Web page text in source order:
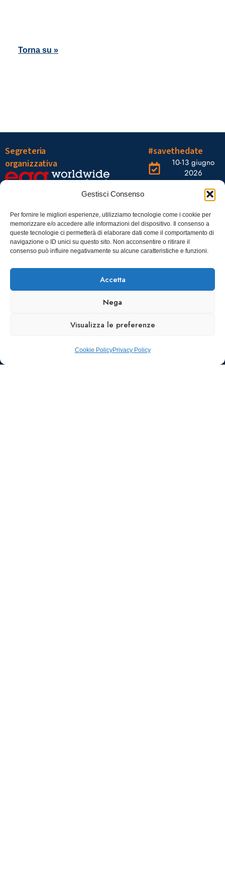
Gestisci Consenso
Per fornire le migliori esperienze, utilizziamo tecnologie come i cookie per
memorizzare e/o accedere alle informazioni del dispositivo. Il consenso a
queste tecnologie ci permetterà di elaborare dati come il comportamento di
navigazione o ID unici su questo sito. Non acconsentire o ritirare il
consenso può influire negativamente su alcune caratteristiche e funzioni.
Accetta
Nega
Visualizza le preferenze
Cookie PolicyPrivacy Policy
Torna su »
Segreteria
organizzativa
Tel.: 06328121
infoaiic2026@ega.it
#savethedate
10-13 giugno
2026
OGR Torino
Castelfidardo,
22 10128
Torino
SCARICA
ICS